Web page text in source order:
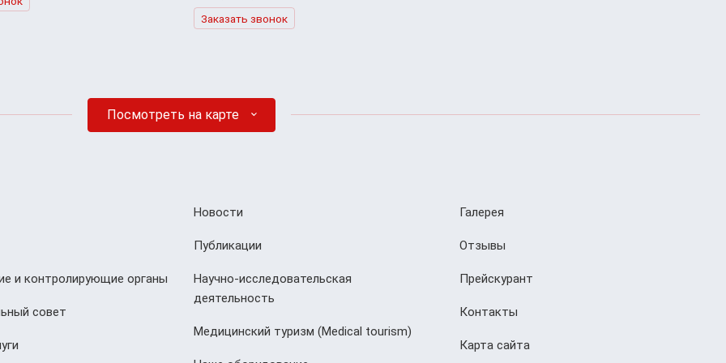
Заказать звонок
Посмотреть на карте
и контролирующие органы
совет
Новости
Публикации
Научно-исследовательская
деятельность
Медицинский туризм (Мedical tourism)
Галерея
Отзывы
Прейскурант
Контакты
Карта сайта